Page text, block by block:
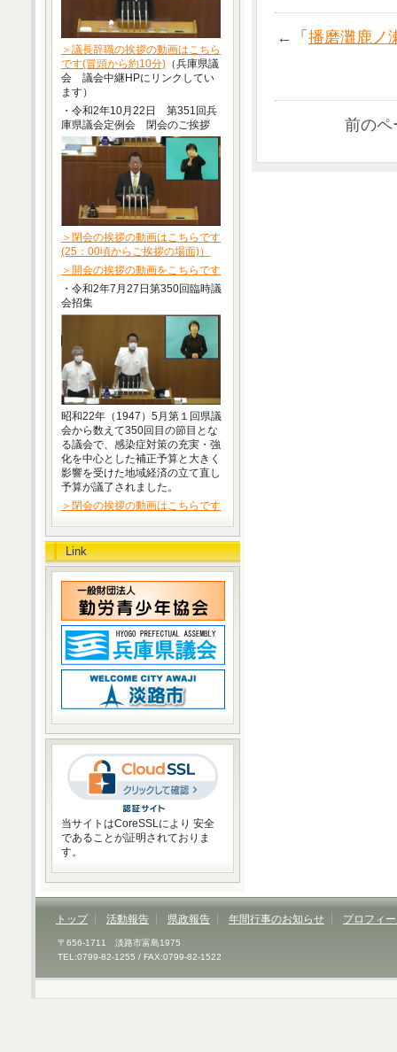
←「 播磨灘鹿ノ
前のペ
＞議長辞職の挨拶の動画はこちら
です(冒頭から約10分) （兵庫県議
会 議会中継HPにリンクしてい
ます）
・令和2年10月22日 第351回兵
庫県議会定例会 閉会のご挨拶
＞閉会の挨拶の動画はこちらです
(25：00頃からご挨拶の場面)）
＞開会の挨拶の動画をこちらです
・令和2年7月27日第350回臨時議
会招集
昭和22年（1947）5月第１回県議
会から数えて350回目の節目とな
る議会で、感染症対策の充実・強
化を中心とした補正予算と大きく
影響を受けた地域経済の立て直し
予算が議了されました。
＞閉会の挨拶の動画はこちらです
Link
当サイトはCoreSSLにより 安全
であることが証明されておりま
す。
トップ 活動報告 県政報告 年間行事のお知らせ プロフィ
〒656-1711 淡路市富島1975
TEL:0799-82-1255 / FAX:0799-82-1522